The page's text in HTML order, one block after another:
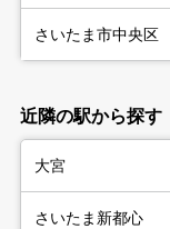
さいたま市中央区
近隣の駅から探す
大宮
さいたま新都心